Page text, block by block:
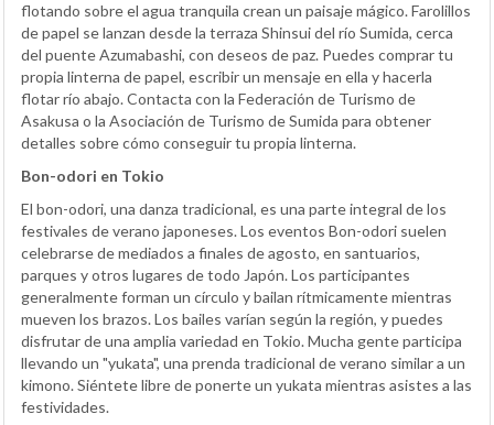
flotando sobre el agua tranquila crean un paisaje mágico. Farolillos
de papel se lanzan desde la terraza Shinsui del río Sumida, cerca
del puente Azumabashi, con deseos de paz. Puedes comprar tu
propia linterna de papel, escribir un mensaje en ella y hacerla
flotar río abajo. Contacta con la Federación de Turismo de
Asakusa o la Asociación de Turismo de Sumida para obtener
detalles sobre cómo conseguir tu propia linterna.
Bon-odori en Tokio
El bon-odori, una danza tradicional, es una parte integral de los
festivales de verano japoneses. Los eventos Bon-odori suelen
celebrarse de mediados a finales de agosto, en santuarios,
parques y otros lugares de todo Japón. Los participantes
generalmente forman un círculo y bailan rítmicamente mientras
mueven los brazos. Los bailes varían según la región, y puedes
disfrutar de una amplia variedad en Tokio. Mucha gente participa
llevando un "yukata", una prenda tradicional de verano similar a un
kimono. Siéntete libre de ponerte un yukata mientras asistes a las
festividades.